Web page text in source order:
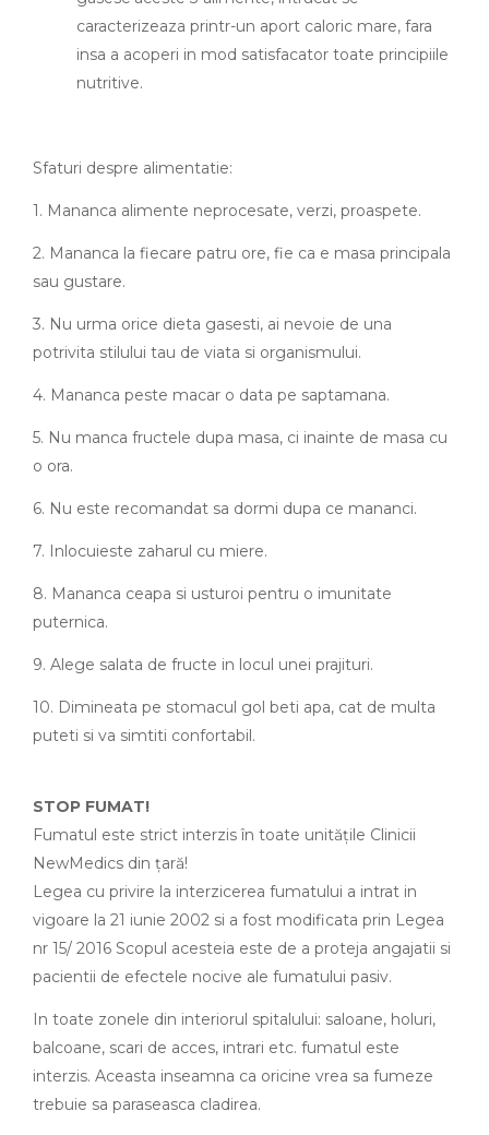
caracterizeaza printr-un aport caloric mare, fara
insa a acoperi in mod satisfacator toate principiile
nutritive.
Sfaturi despre alimentatie:
1. Mananca alimente neprocesate, verzi, proaspete.
2. Mananca la fiecare patru ore, fie ca e masa principala
sau gustare.
3. Nu urma orice dieta gasesti, ai nevoie de una
potrivita stilului tau de viata si organismului.
4. Mananca peste macar o data pe saptamana.
5. Nu manca fructele dupa masa, ci inainte de masa cu
o ora.
6. Nu este recomandat sa dormi dupa ce mananci.
7. Inlocuieste zaharul cu miere.
8. Mananca ceapa si usturoi pentru o imunitate
puternica.
9. Alege salata de fructe in locul unei prajituri.
10. Dimineata pe stomacul gol beti apa, cat de multa
puteti si va simtiti confortabil.
STOP FUMAT!
Fumatul este strict interzis în toate unitățile Clinicii
NewMedics din țară!
Legea cu privire la interzicerea fumatului a intrat in
vigoare la 21 iunie 2002 si a fost modificata prin Legea
nr 15/ 2016 Scopul acesteia este de a proteja angajatii si
pacientii de efectele nocive ale fumatului pasiv.
In toate zonele din interiorul spitalului: saloane, holuri,
balcoane, scari de acces, intrari etc. fumatul este
interzis. Aceasta inseamna ca oricine vrea sa fumeze
trebuie sa paraseasca cladirea.